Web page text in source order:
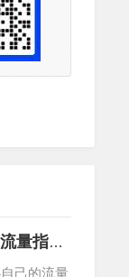
量指令
己的流量